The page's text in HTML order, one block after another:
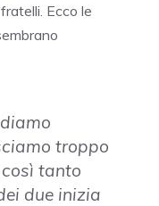
Ecco le
troppo
tanto
due inizia